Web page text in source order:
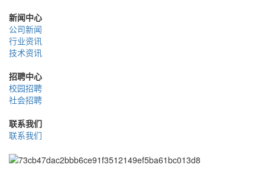
新闻中心
公司新闻
行业资讯
技术资讯
招聘中心
校园招聘
社会招聘
联系我们
联系我们